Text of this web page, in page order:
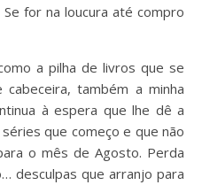
for na loucura até compro
a pilha de livros que se
também a minha
à espera que lhe dê a
que começo e que não
o mês de Agosto. Perda
desculpas que arranjo para